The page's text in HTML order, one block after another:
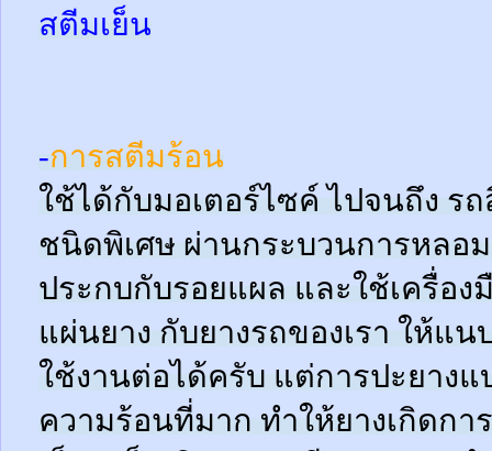
สตีมเย็น
-การสตีมร้อน
ใช้ได้กับมอเตอร์ไซค์ ไปจนถึง ร
ชนิดพิเศษ ผ่านกระบวนการหลอ
ประกบกับรอยแผล และใช้เครื่อง
แผ่นยาง กับยางรถของเรา ให้แ
ใช้งานต่อได้ครับ แต่การปะยาง
ความร้อนที่มาก ทำให้ยางเกิดกา